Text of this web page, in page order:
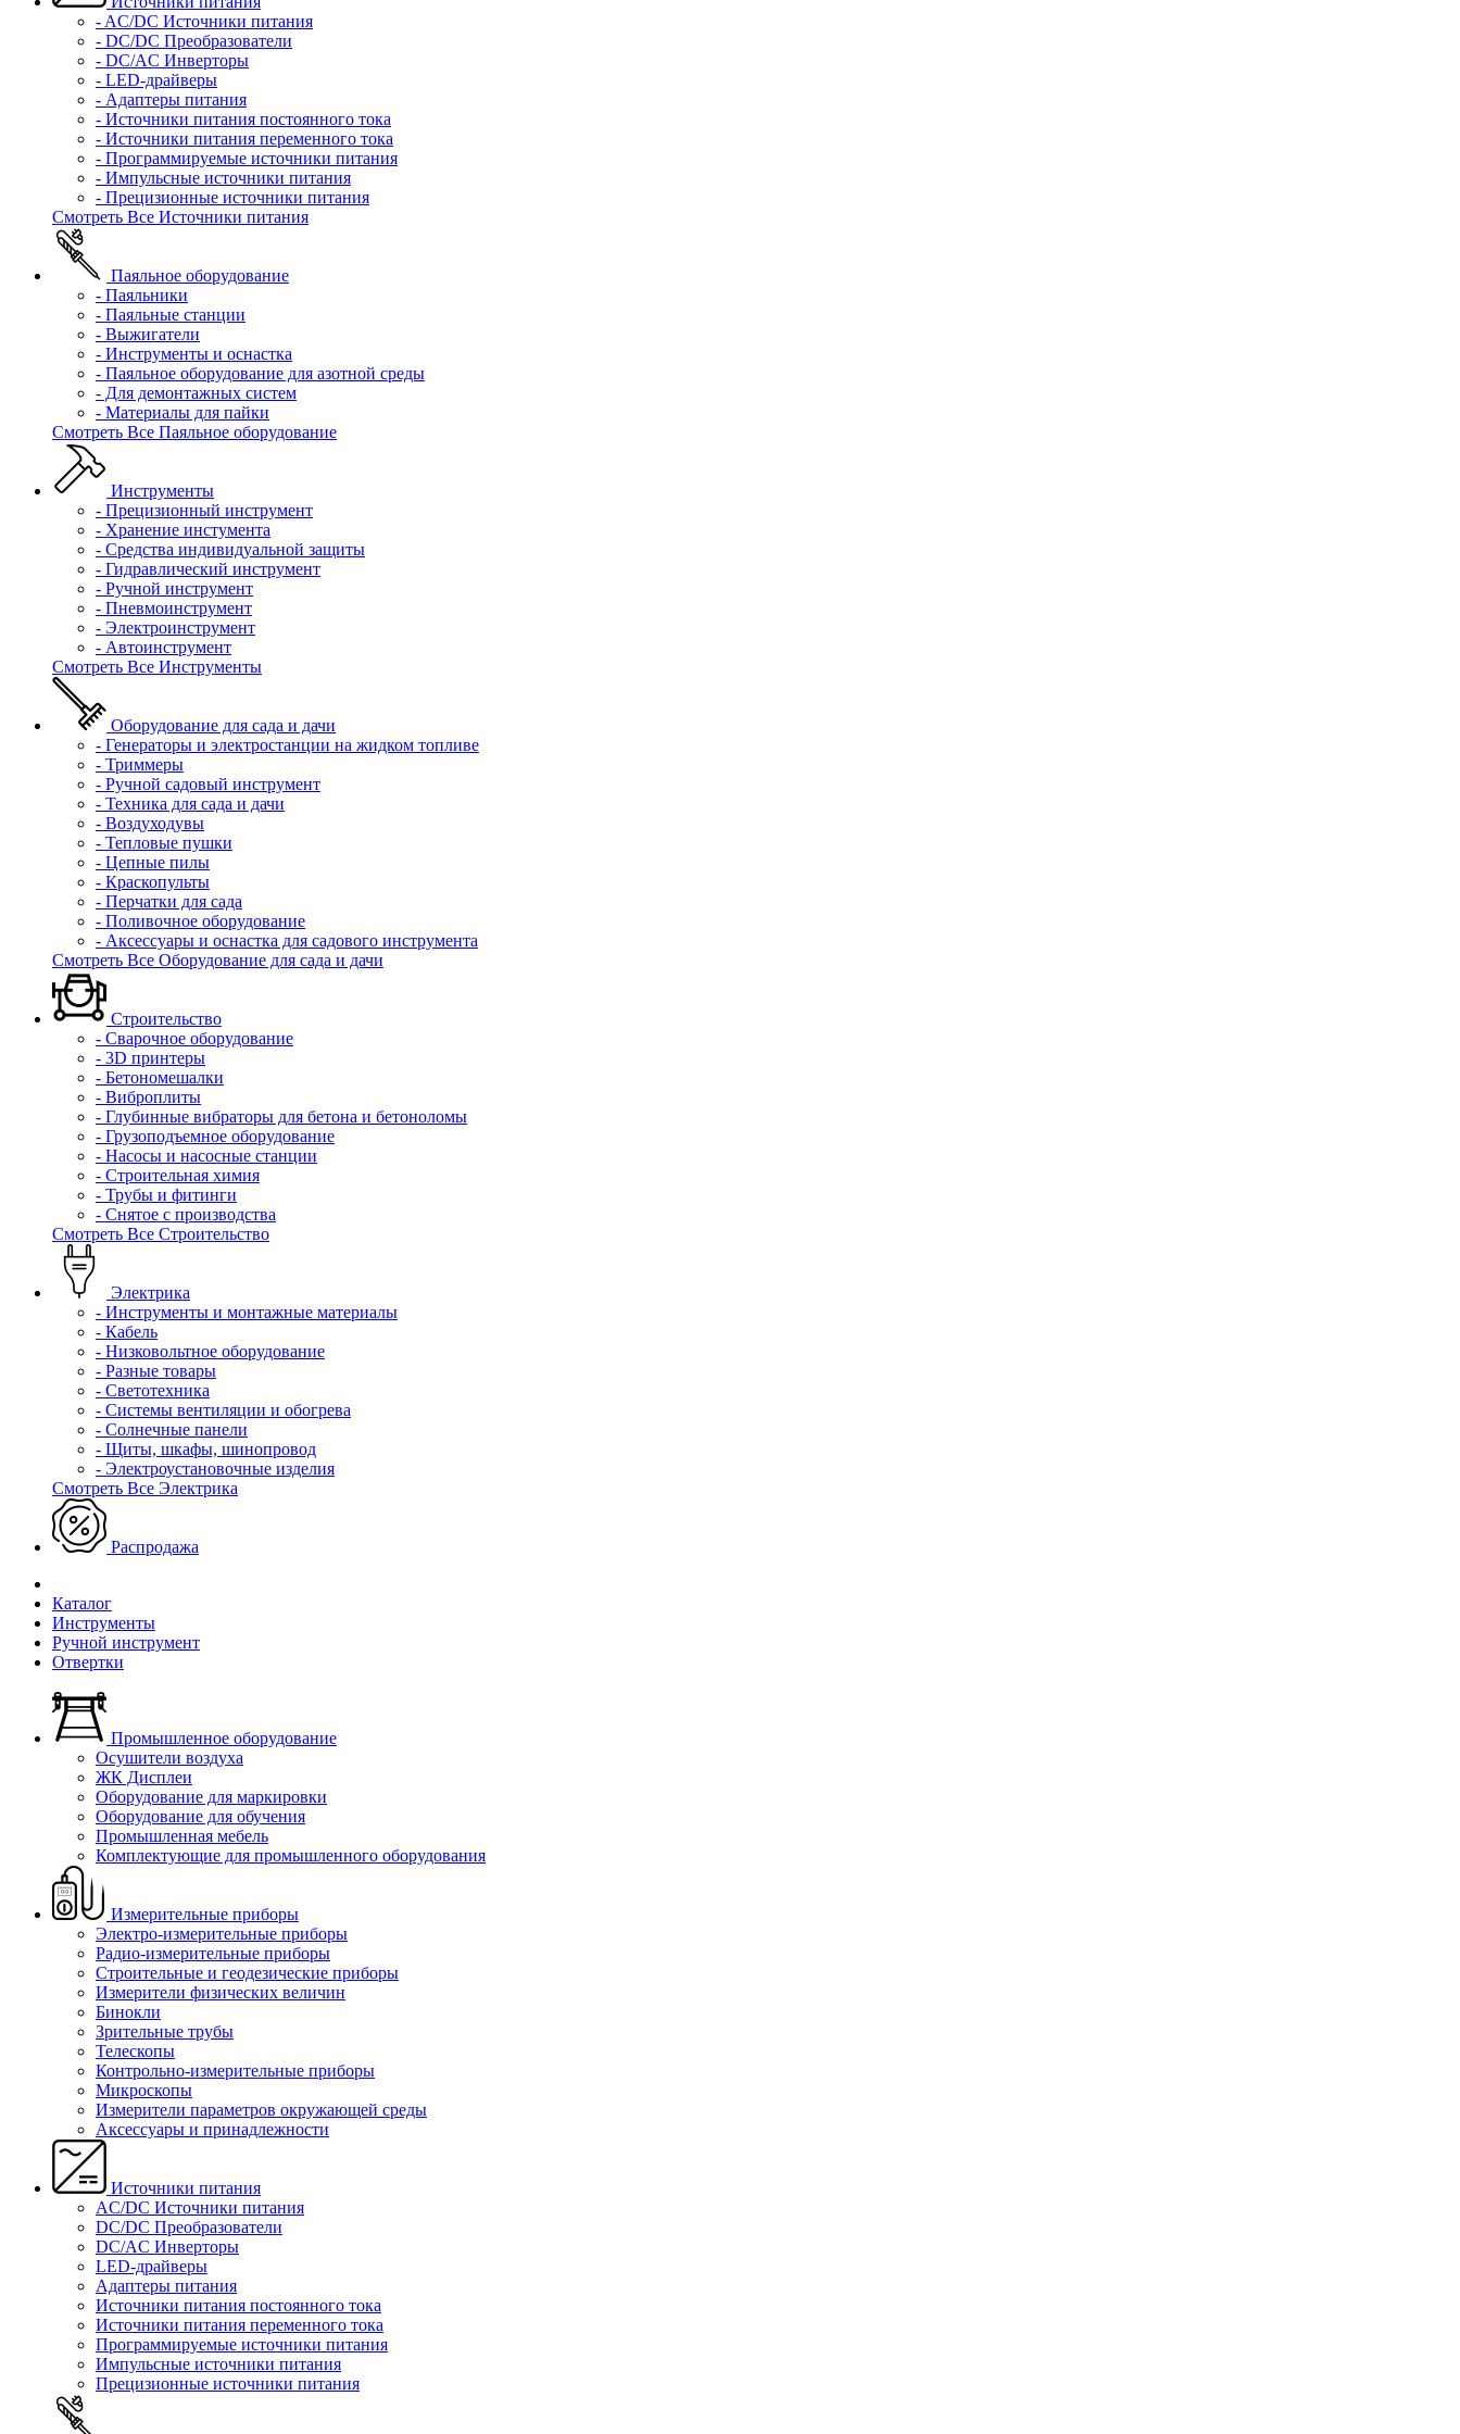
- AC/DC Источники питания
- DC/DC Преобразователи
- DC/AC Инверторы
- LED-драйверы
- Адаптеры питания
- Источники питания постоянного тока
- Источники питания переменного тока
- Программируемые источники питания
- Импульсные источники питания
- Прецизионные источники питания
Смотреть Все Источники питания
Паяльное оборудование
- Паяльники
- Паяльные станции
- Выжигатели
- Инструменты и оснастка
- Паяльное оборудование для азотной среды
- Для демонтажных систем
- Материалы для пайки
Смотреть Все Паяльное оборудование
Инструменты
- Прецизионный инструмент
- Хранение инстумента
- Средства индивидуальной защиты
- Гидравлический инструмент
- Ручной инструмент
- Пневмоинструмент
- Электроинструмент
- Автоинструмент
Смотреть Все Инструменты
Оборудование для сада и дачи
- Генераторы и электростанции на жидком топливе
- Триммеры
- Ручной садовый инструмент
- Техника для сада и дачи
- Воздуходувы
- Тепловые пушки
- Цепные пилы
- Краскопульты
- Перчатки для сада
- Поливочное оборудование
- Аксессуары и оснастка для садового инструмента
Смотреть Все Оборудование для сада и дачи
Строительство
- Сварочное оборудование
- 3D принтеры
- Бетономешалки
- Виброплиты
- Глубинные вибраторы для бетона и бетоноломы
- Грузоподъемное оборудование
- Насосы и насосные станции
- Строительная химия
- Трубы и фитинги
- Снятое с производства
Смотреть Все Строительство
Электрика
- Инструменты и монтажные материалы
- Кабель
- Низковольтное оборудование
- Разные товары
- Светотехника
- Системы вентиляции и обогрева
- Солнечные панели
- Щиты, шкафы, шинопровод
- Электроустановочные изделия
Смотреть Все Электрика
Распродажа
Каталог
Инструменты
Ручной инструмент
Отвертки
Промышленное оборудование
Осушители воздуха
ЖК Дисплеи
Оборудование для маркировки
Оборудование для обучения
Промышленная мебель
Комплектующие для промышленного оборудования
Измерительные приборы
Электро-измерительные приборы
Радио-измерительные приборы
Строительные и геодезические приборы
Измерители физических величин
Бинокли
Зрительные трубы
Телескопы
Контрольно-измерительные приборы
Микроскопы
Измерители параметров окружающей среды
Аксессуары и принадлежности
Источники питания
AC/DC Источники питания
DC/DC Преобразователи
DC/AC Инверторы
LED-драйверы
Адаптеры питания
Источники питания постоянного тока
Источники питания переменного тока
Программируемые источники питания
Импульсные источники питания
Прецизионные источники питания